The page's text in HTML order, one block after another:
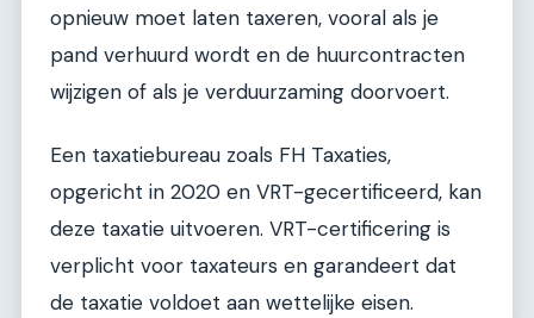
opnieuw moet laten taxeren, vooral als je
pand verhuurd wordt en de huurcontracten
wijzigen of als je verduurzaming doorvoert.
Een taxatiebureau zoals FH Taxaties,
opgericht in 2020 en VRT-gecertificeerd, kan
deze taxatie uitvoeren. VRT-certificering is
verplicht voor taxateurs en garandeert dat
de taxatie voldoet aan wettelijke eisen.